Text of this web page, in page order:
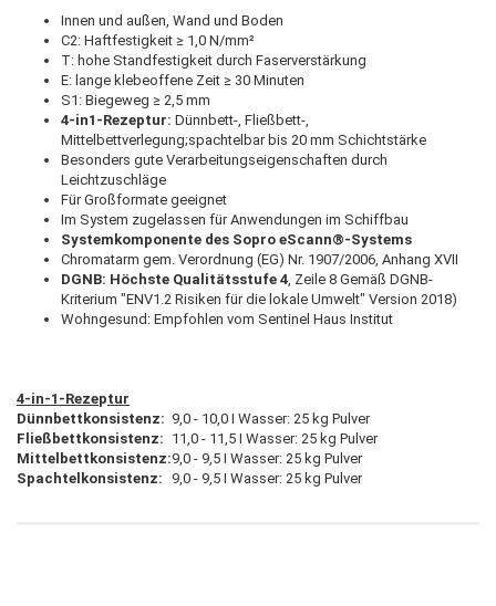
Innen und außen, Wand und Boden
C2: Haftfestigkeit ≥ 1,0 N/mm²
T: hohe Standfestigkeit durch Faserverstärkung
E: lange klebeoffene Zeit ≥ 30 Minuten
S1: Biegeweg ≥ 2,5 mm
4-in1-Rezeptur: Dünnbett-, Fließbett-,
Mittelbettverlegung;spachtelbar bis 20 mm Schichtstärke
Besonders gute Verarbeitungseigenschaften durch
Leichtzuschläge
Für Großformate geeignet
Im System zugelassen für Anwendungen im Schiffbau
Systemkomponente des Sopro eScann®-Systems
Chromatarm gem. Verordnung (EG) Nr. 1907/2006, Anhang XVII
DGNB: Höchste Qualitätsstufe 4 , Zeile 8 Gemäß DGNB-
Kriterium "ENV1.2 Risiken für die lokale Umwelt" Version 2018)
Wohngesund: Empfohlen vom Sentinel Haus Institut
4-in-1-Rezeptur
Dünnbettkonsistenz: 9,0 - 10,0 I Wasser: 25 kg Pulver
Fließbettkonsistenz: 11,0 - 11,5 I Wasser: 25 kg Pulver
Mittelbettkonsistenz:9,0 - 9,5 I Wasser: 25 kg Pulver
Spachtelkonsistenz: 9,0 - 9,5 I Wasser: 25 kg Pulver